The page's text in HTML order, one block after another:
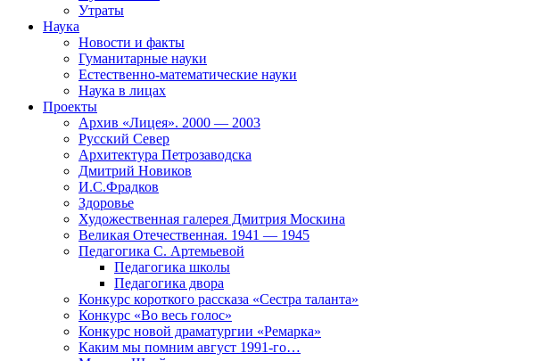
Утраты
Наука
Новости и факты
Гуманитарные науки
Естественно-математические науки
Наука в лицах
Проекты
Архив «Лицея». 2000 — 2003
Русский Север
Архитектура Петрозаводска
Дмитрий Новиков
И.С.Фрадков
Здоровье
Художественная галерея Дмитрия Москина
Великая Отечественная. 1941 — 1945
Педагогика С. Артемьевой
Педагогика школы
Педагогика двора
Конкурс короткого рассказа «Сестра таланта»
Конкурс «Во весь голос»
Конкурс новой драматургии «Ремарка»
Каким мы помним август 1991-го…